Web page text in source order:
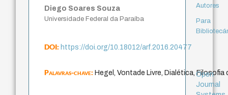
Diego Soares Souza
Universidade Federal da Paraíba
DOI:https://doi.org/10.18012/arf.2016.20477
Palavras-chave:Hegel, Vontade Livre, Dialética, Filosofia
Autores
Para
Open
Journal